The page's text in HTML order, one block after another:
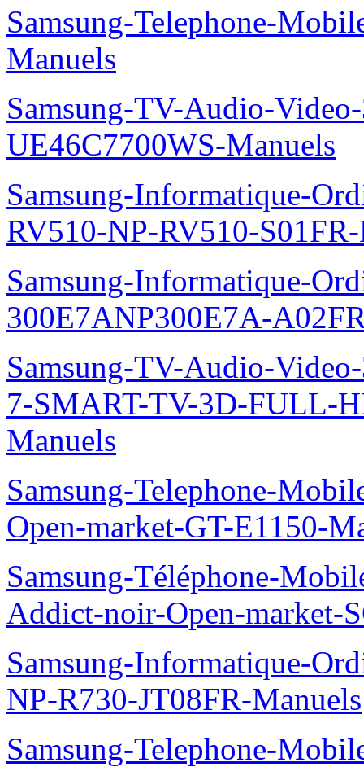
Samsung-Telephone-
Manuels
Samsung-TV-Audio-
UE46C7700WS-Manuels
Samsung-Informatique-
RV510-NP-RV510-
Samsung-Informatique-
300E7ANP300E7A-
Samsung-TV-Audio-
7-SMART-TV-3D-FULL-
Manuels
Samsung-Telephone-
Open-market-GT-E1150-
Samsung-Téléphone-
Addict-noir-Open-market-
Samsung-Informatique-
NP-R730-JT08FR-Manuels
Samsung-Telephone-